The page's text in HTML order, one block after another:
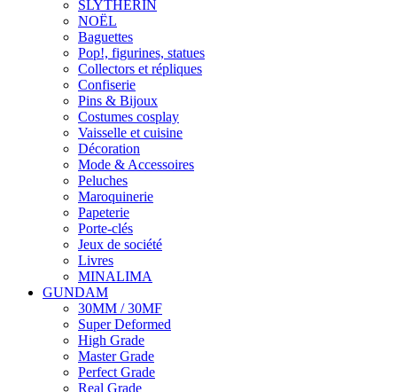
SLYTHERIN
NOËL
Baguettes
Pop!, figurines, statues
Collectors et répliques
Confiserie
Pins & Bijoux
Costumes cosplay
Vaisselle et cuisine
Décoration
Mode & Accessoires
Peluches
Maroquinerie
Papeterie
Porte-clés
Jeux de société
Livres
MINALIMA
GUNDAM
30MM / 30MF
Super Deformed
High Grade
Master Grade
Perfect Grade
Real Grade